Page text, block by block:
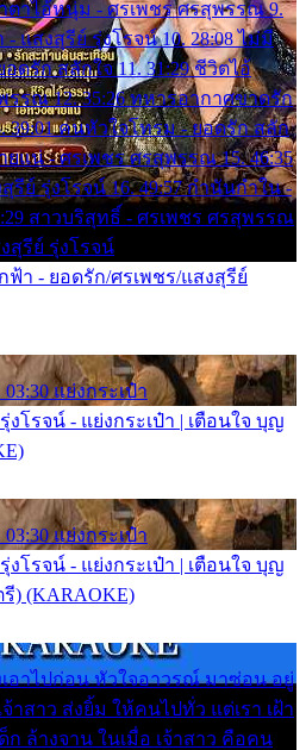
ตาไอ้หนุ่ม - ศรเพชร ศรสุพรรณ 9.
แสงสุรีย์ รุ่งโรจน์ 10. 28:08 ไม่มี
ดรัก สลักใจ 11. 31:29 ชีวิตไอ้
รรณ 12. 35:26 ทหารอากาศขาดรัก
39:01 คนหัวใจโทรม - ยอดรัก สลัก
ยแน่ - ศรเพชร ศรสุพรรณ 15. 46:35
รีย์ รุ่งโรจน์ 16. 49:57 กำนันกำใน -
สาวบริสุทธิ์ - ศรเพชร ศรสุพรรณ
สุรีย์ รุ่งโรจน์
ฟ้า - ยอดรัก/ศรเพชร/แสงสุรีย์
แย่งกระเป๋า
งโรจน์ - แย่งกระเป๋า | เตือนใจ บุญ
แย่งกระเป๋า
งโรจน์ - แย่งกระเป๋า | เตือนใจ บุญ
) (KARAOKE)
เอาไปก่อน หัวใจอาวรณ์ มาซ่อน อยู่
าสาว ส่งยิ้ม ให้คนไปทั่ว แต่เรา เฝ้า
ก ล้างจาน ในเมื่อ เจ้าสาว คือคน